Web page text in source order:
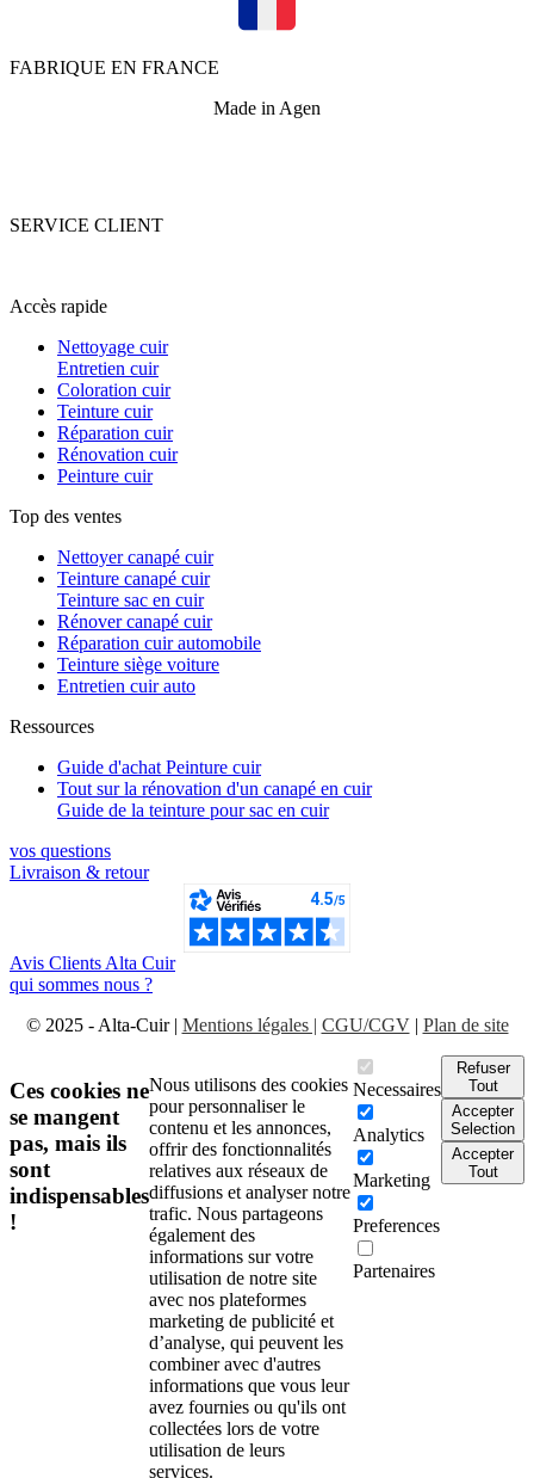
FABRIQUE EN FRANCE
Made in Agen
SERVICE CLIENT
Accès rapide
Nettoyage cuir
Entretien cuir
Coloration cuir
Teinture cuir
Réparation cuir
Rénovation cuir
Peinture cuir
Top des ventes
Nettoyer canapé cuir
Teinture canapé cuir
Teinture sac en cuir
Rénover canapé cuir
Réparation cuir automobile
Teinture siège voiture
Entretien cuir auto
Ressources
Guide d'achat Peinture cuir
Tout sur la rénovation d'un canapé en cuir
Guide de la teinture pour sac en cuir
vos questions​
Livraison & retour
Avis Clients Alta Cuir
qui sommes nous ?
© 2025 - Alta-Cuir | Mentions légales | CGU/CGV| Plan de site
Ces cookies ne
se mangent
pas, mais ils
sont
indispensables
!
Nous utilisons des cookies
pour personnaliser le
contenu et les annonces,
offrir des fonctionnalités
relatives aux réseaux de
diffusions et analyser notre
trafic. Nous partageons
également des
informations sur votre
utilisation de notre site
avec nos plateformes
marketing de publicité et
d’analyse, qui peuvent les
combiner avec d'autres
informations que vous leur
avez fournies ou qu'ils ont
collectées lors de votre
utilisation de leurs
services.
Necessaires
Analytics
Marketing
Preferences
Partenaires
Refuser
Tout
Accepter
Selection
Accepter
Tout